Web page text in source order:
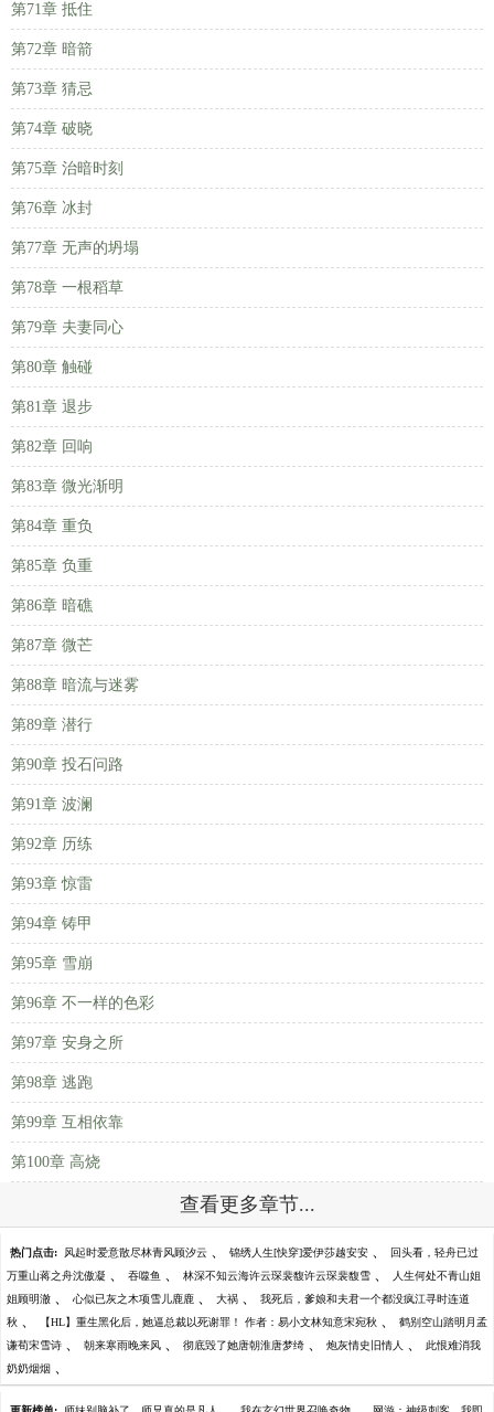
第71章 抵住
第72章 暗箭
第73章 猜忌
第74章 破晓
第75章 治暗时刻
第76章 冰封
第77章 无声的坍塌
第78章 一根稻草
第79章 夫妻同心
第80章 触碰
第81章 退步
第82章 回响
第83章 微光渐明
第84章 重负
第85章 负重
第86章 暗礁
第87章 微芒
第88章 暗流与迷雾
第89章 潜行
第90章 投石问路
第91章 波澜
第92章 历练
第93章 惊雷
第94章 铸甲
第95章 雪崩
第96章 不一样的色彩
第97章 安身之所
第98章 逃跑
第99章 互相依靠
第100章 高烧
查看更多章节...
热门点击: 风起时爱意散尽林青风顾汐云 、 锦绣人生[快穿]爱伊莎越安安 、 回头看，轻舟已过
万重山蒋之舟沈傲凝 、 吞噬鱼 、 林深不知云海许云琛裴馥许云琛裴馥雪 、 人生何处不青山姐
姐顾明澈 、 心似已灰之木项雪儿鹿鹿 、 大祸 、 我死后，爹娘和夫君一个都没疯江寻时连道
秋 、 【HL】重生黑化后，她逼总裁以死谢罪！ 作者：易小文林知意宋宛秋 、 鹤别空山踏明月孟
谦荀宋雪诗 、 朝来寒雨晚来风 、 彻底毁了她唐朝淮唐梦绮 、 炮灰情史旧情人 、 此恨难消我
奶奶烟烟 、